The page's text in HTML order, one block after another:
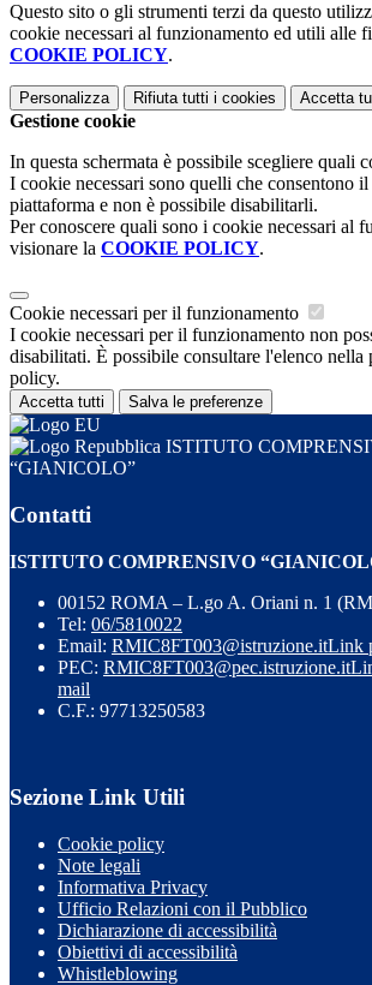
Questo sito o gli strumenti terzi da questo
cookie necessari al funzionamento ed utili alle
COOKIE POLICY.
Personalizza Rifiuta tutti i cookies Accetta
Gestione cookie
In questa schermata è possibile scegliere quali
I cookie necessari sono quelli che consentono
piattaforma e non è possibile disabilitarli.
Per conoscere quali sono i cookie necessari al
visionare la COOKIE POLICY.
Cookie necessari per il funzionamento
I cookie necessari per il funzionamento non
disabilitati. È possibile consultare l'elenco nella
policy.
Accetta tutti Salva le preferenze
ISTITUTO
“GIANICOLO”
Contatti
ISTITUTO COMPRENSIVO
00152 ROMA – L.go A. Oriani n. 1
Tel: 06/5810022
Email: RMIC8FT003@istruzione.itLink
PEC: RMIC8FT003@pec.istruzione.it
mail
C.F.: 97713250583
Sezione Link Utili
Cookie policy
Note legali
Informativa Privacy
Ufficio Relazioni con il Pubblico
Dichiarazione di accessibilità
Obiettivi di accessibilità
Whistleblowing